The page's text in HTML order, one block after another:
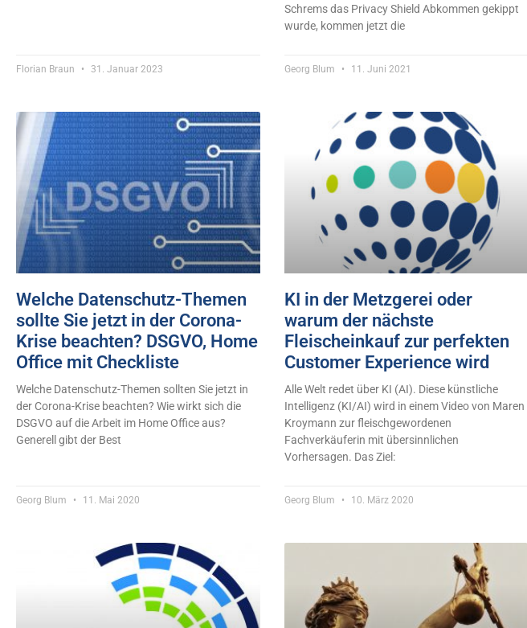
Florian Braun 31. Januar 2023
Schrems das Privacy Shield Abkommen gekippt
wurde, kommen jetzt die
Georg Blum 11. Juni 2021
Welche Datenschutz-Themen
sollte Sie jetzt in der Corona-
Krise beachten? DSGVO, Home
Office mit Checkliste
Welche Datenschutz-Themen sollten Sie jetzt in
der Corona-Krise beachten? Wie wirkt sich die
DSGVO auf die Arbeit im Home Office aus?
Generell gibt der Best
Georg Blum 11. Mai 2020
KI in der Metzgerei oder
warum der nächste
Fleischeinkauf zur perfekten
Customer Experience wird
Alle Welt redet über KI (AI). Diese künstliche
Intelligenz (KI/AI) wird in einem Video von Maren
Kroymann zur fleischgewordenen
Fachverkäuferin mit übersinnlichen
Vorhersagen. Das Ziel:
Georg Blum 10. März 2020